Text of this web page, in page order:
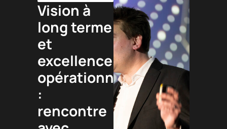
Vision à
long terme
et
excellence
opérationnelle
:
rencontre